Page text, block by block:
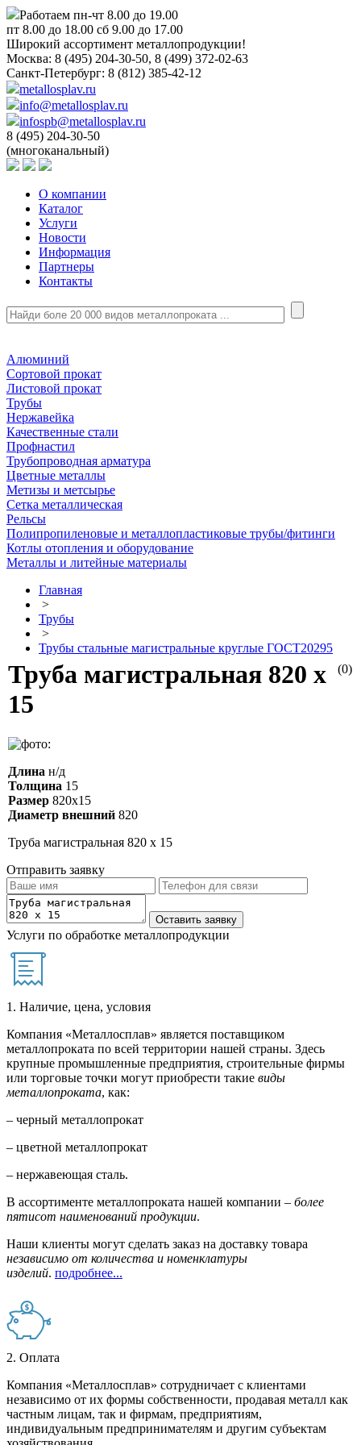
Работаем пн-чт 8.00 до 19.00
пт 8.00 до 18.00 сб 9.00 до 17.00
Широкий ассортимент металлопродукции!
Москва: 8 (495) 204-30-50, 8 (499) 372-02-63
Санкт-Петербург: 8 (812) 385-42-12
metallosplav.ru
info@metallosplav.ru
infospb@metallosplav.ru
8 (495) 204-30-50
(многоканальный)
О компании
Каталог
Услуги
Новости
Информация
Партнеры
Контакты
Алюминий
Сортовой прокат
Листовой прокат
Трубы
Нержавейка
Качественные стали
Профнастил
Трубопроводная арматура
Цветные металлы
Метизы и метсырье
Сетка металлическая
Рельсы
Полипропиленовые и металлопластиковые трубы/фитинги
Котлы отопления и оборудование
Металлы и литейные материалы
Главная
>
Трубы
>
Трубы стальные магистральные круглые ГОСТ20295
(0)
Труба магистральная 820 х
15
Длина н/д
Толщина 15
Размер 820х15
Диаметр внешний 820
Труба магистральная 820 х 15
Отправить заявку
Услуги по обработке металлопродукции
1. Наличие, цена, условия
Компания «Металлосплав» является поставщиком
металлопроката по всей территории нашей страны. Здесь
крупные промышленные предприятия, строительные фирмы
или торговые точки могут приобрести такие виды
металлопроката, как:
– черный металлопрокат
– цветной металлопрокат
– нержавеющая сталь.
В ассортименте металлопроката нашей компании – более
пятисот наименований продукции.
Наши клиенты могут сделать заказ на доставку товара
независимо от количества и номенклатуры
изделий. подробнее...
2. Оплата
Компания «Металлосплав» сотрудничает с клиентами
независимо от их формы собственности, продавая металл как
частным лицам, так и фирмам, предприятиям,
индивидуальным предпринимателям и другим субъектам